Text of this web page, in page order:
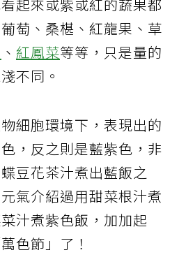
起來或紫或紅的蔬果都
萄、桑椹、紅龍果、草
、 紅鳳菜等等，只是量的
不同。
細胞環境下，表現出的
，反之則是藍紫色，非
豆花茶汁煮出藍飯之
氣介紹過用甜菜根汁煮
汁煮紫色飯，加加起
色節」了！